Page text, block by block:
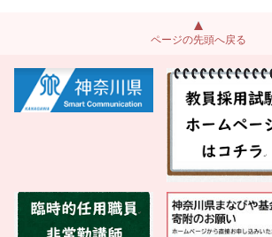
ページの先頭へ戻る